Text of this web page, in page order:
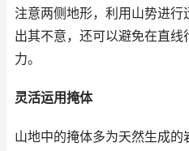
注意两侧地形，利用山势进
出其不意，还可以避免在直
力。
灵活运用掩体
山地中的掩体多为天然生成